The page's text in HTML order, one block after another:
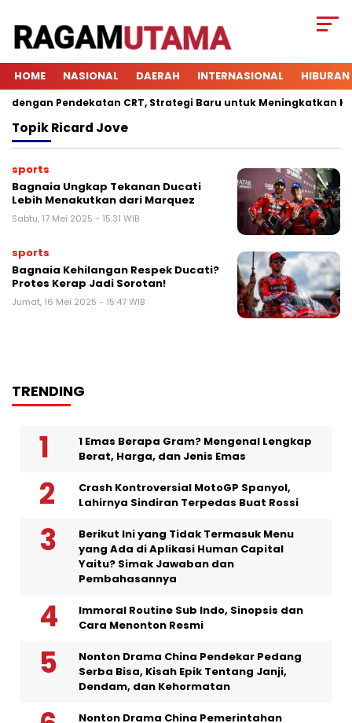
HOME NASIONAL DAERAH INTERNASIONAL HIBURAN
Pendekatan CRT, Strategi Baru untuk Meningkatkan
TopikRicard Jove
sports
Bagnaia Ungkap Tekanan Ducati
Lebih Menakutkan dari Marquez
Sabtu, 17 Mei 2025 - 15:31 WIB
sports
Bagnaia Kehilangan Respek Ducati?
Protes Kerap Jadi Sorotan!
Jumat, 16 Mei 2025 - 15:47 WIB
TRENDING
1 Emas Berapa Gram? Mengenal Lengkap
Berat, Harga, dan Jenis Emas
Crash Kontroversial MotoGP Spanyol,
Lahirnya Sindiran Terpedas Buat Rossi
Berikut Ini yang Tidak Termasuk Menu
yang Ada di Aplikasi Human Capital
Yaitu? Simak Jawaban dan
Pembahasannya
Immoral Routine Sub Indo, Sinopsis dan
Cara Menonton Resmi
Nonton Drama China Pendekar Pedang
Serba Bisa, Kisah Epik Tentang Janji,
Dendam, dan Kehormatan
Nonton Drama China Pemerintahan